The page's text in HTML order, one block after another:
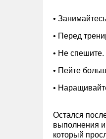
•
• Перед
• Не
• Пейте
•
Остался
выполнения и
который